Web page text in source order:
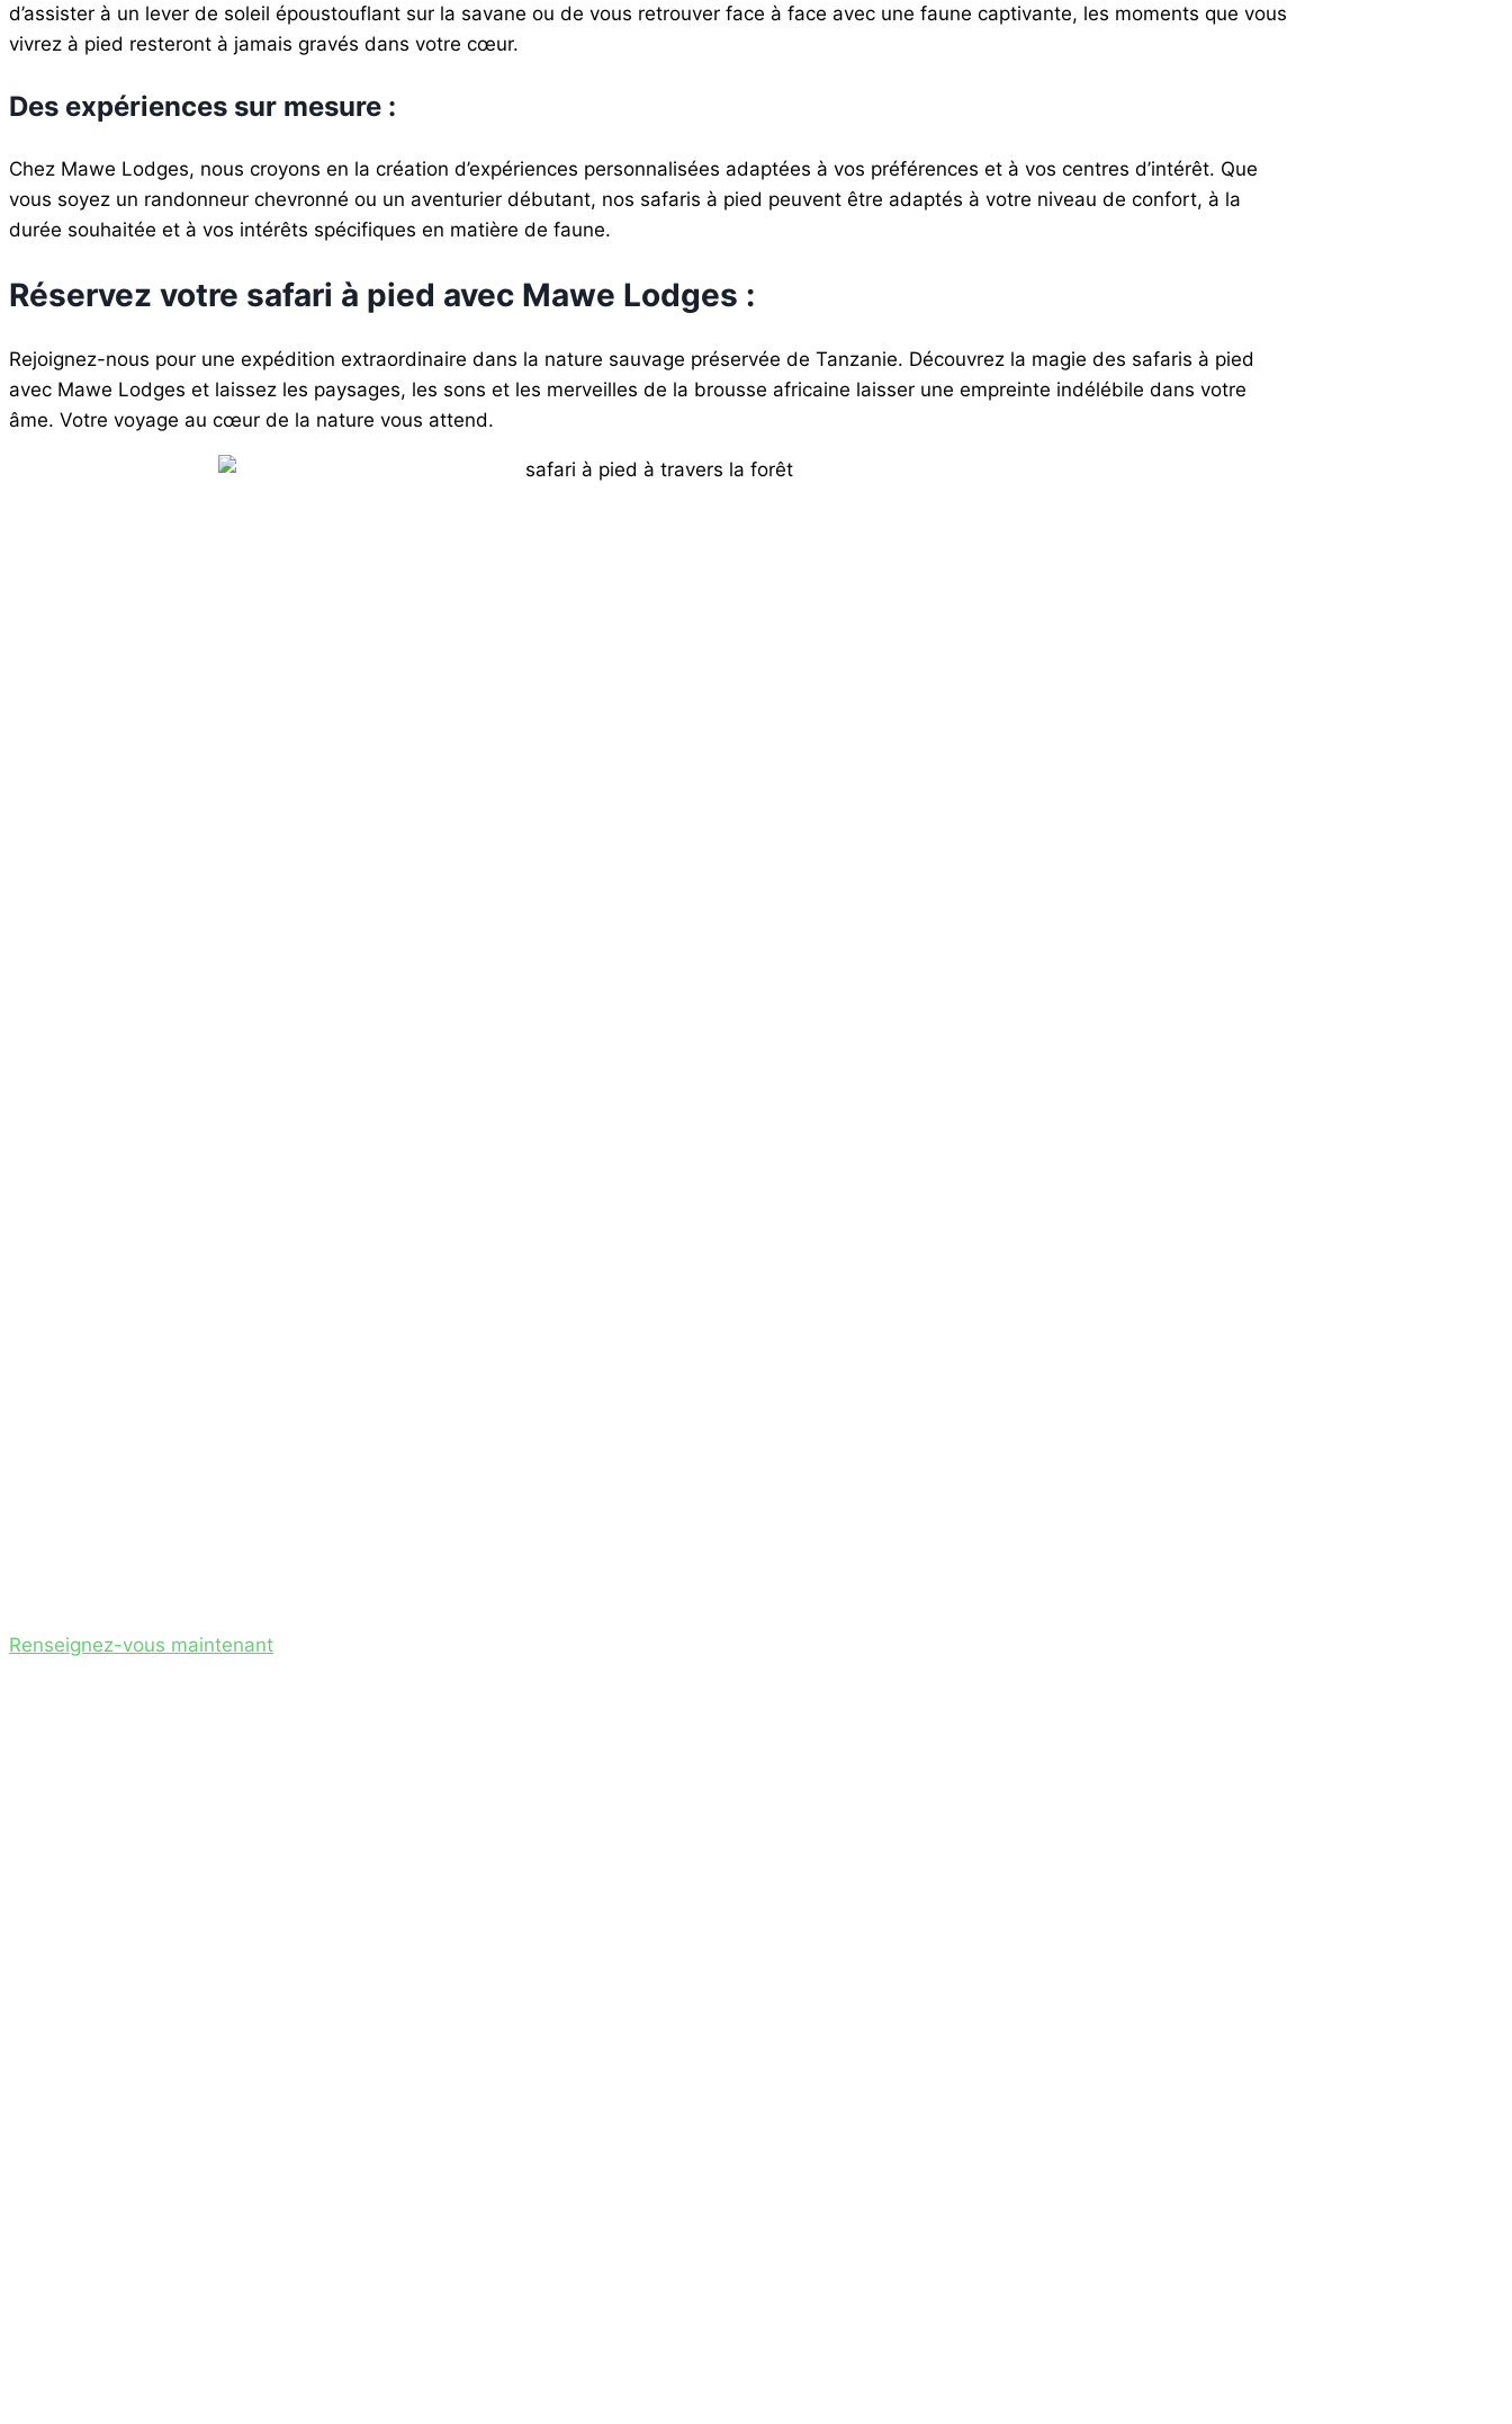
d’assister à un lever de soleil époustouflant sur la savane ou de vous retrouver face à face avec une faune captivante, les moments que vous
vivrez à pied resteront à jamais gravés dans votre cœur.
Des expériences sur mesure :
Chez Mawe Lodges, nous croyons en la création d’expériences personnalisées adaptées à vos préférences et à vos centres d’intérêt. Que
vous soyez un randonneur chevronné ou un aventurier débutant, nos safaris à pied peuvent être adaptés à votre niveau de confort, à la
durée souhaitée et à vos intérêts spécifiques en matière de faune.
Réservez votre safari à pied avec Mawe Lodges :
Rejoignez-nous pour une expédition extraordinaire dans la nature sauvage préservée de Tanzanie. Découvrez la magie des safaris à pied
avec Mawe Lodges et laissez les paysages, les sons et les merveilles de la brousse africaine laisser une empreinte indélébile dans votre
âme. Votre voyage au cœur de la nature vous attend.
Renseignez-vous maintenant